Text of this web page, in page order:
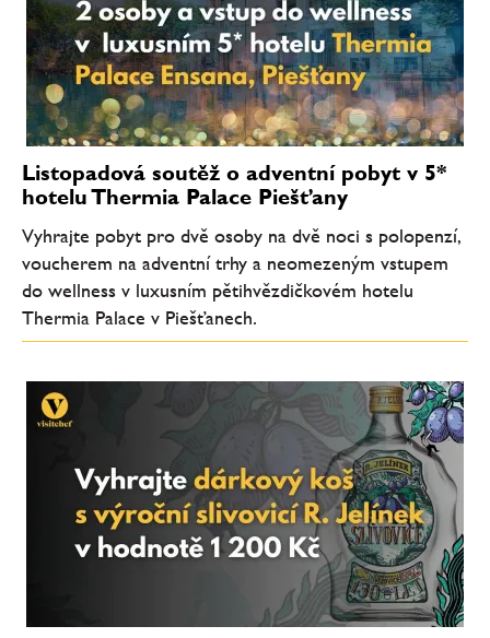
Listopadová soutěž o adventní pobyt v 5*
hotelu Thermia Palace Piešťany
Vyhrajte pobyt pro dvě osoby na dvě noci s polopenzí,
voucherem na adventní trhy a neomezeným vstupem
do wellness v luxusním pětihvězdičkovém hotelu
Thermia Palace v Piešťanech.